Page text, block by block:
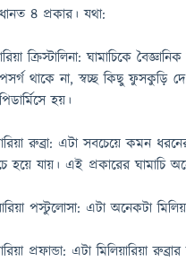
৪ প্রকার। যথা:
ক্রিস্টালিনা: ঘামাচিকে
থাকে না, স্বচ্ছ কিছু ফুসকুড়ি
হয়।
রুব্রা: এটা সবচেয়ে কমন
হয়ে যায়। এই প্রকারের ঘামাচি
পস্টুলোসা: এটা অনেকটা
প্রফান্ডা: এটা মিলিয়ারিয়া